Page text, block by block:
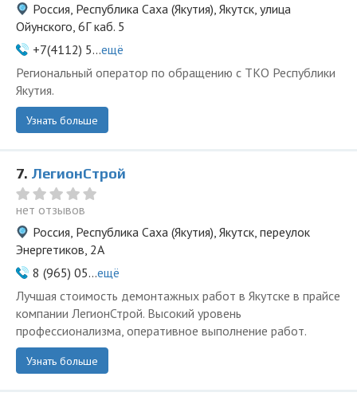
Россия, Республика Саха (Якутия), Якутск, улица
Ойунского, 6Г каб. 5
+7(4112) 5...ещё
Региональный оператор по обращению с ТКО Республики
Якутия.
Узнать больше
7. ЛегионСтрой
нет отзывов
Россия, Республика Саха (Якутия), Якутск, переулок
Энергетиков, 2А
8 (965) 05...ещё
Лучшая стоимость демонтажных работ в Якутске в прайсе
компании ЛегионСтрой. Высокий уровень
профессионализма, оперативное выполнение работ.
Узнать больше